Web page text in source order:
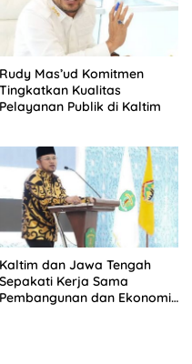
Rudy Mas’ud Komitmen
Tingkatkan Kualitas
Pelayanan Publik di Kaltim
Kaltim dan Jawa Tengah
Sepakati Kerja Sama
Pembangunan dan Ekonomi